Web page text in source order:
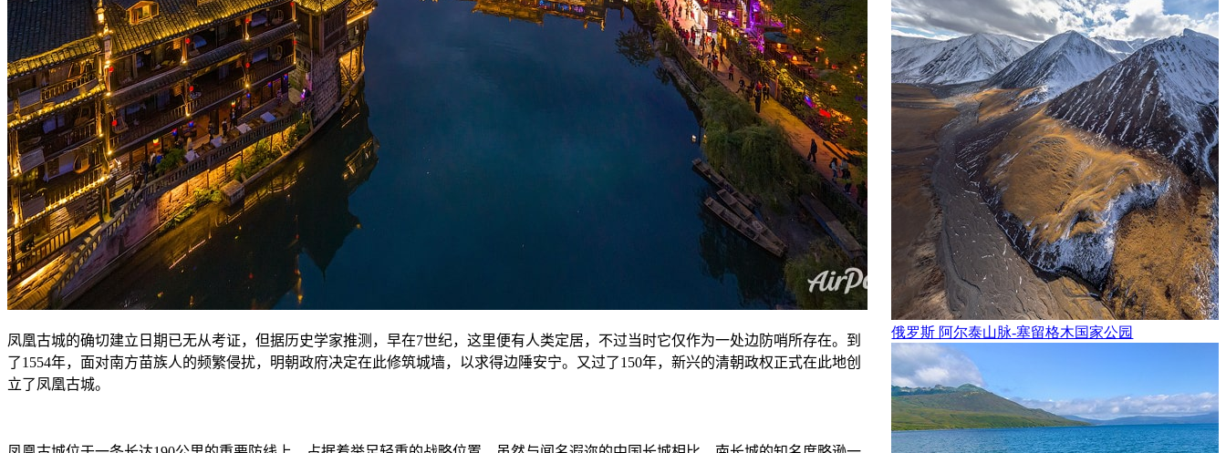
凤凰古城的确切建立日期已无从考证，但据历史学家推测，早在7世纪，这里便有人类定居，不过当时它仅作为一处边防哨所存在。到
了1554年，面对南方苗族人的频繁侵扰，明朝政府决定在此修筑城墙，以求得边陲安宁。又过了150年，新兴的清朝政权正式在此地创
立了凤凰古城。
俄罗斯 阿尔泰山脉-塞留格木国家公园